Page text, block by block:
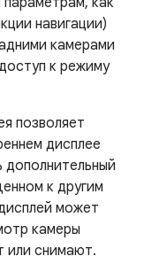
навигации)
камерами
к режиму
позволяет
дисплее
к другим
может
камеры
или снимают.